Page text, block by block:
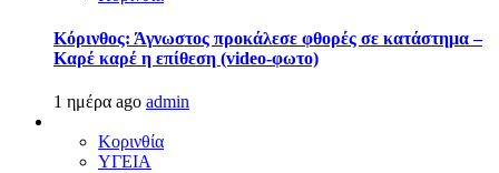
Κόρινθος: Άγνωστος προκάλεσε φθορές σε κατάστημα –
Καρέ καρέ η επίθεση (video-φωτο)
1 ημέρα ago admin
Κορινθία
ΥΓΕΙΑ